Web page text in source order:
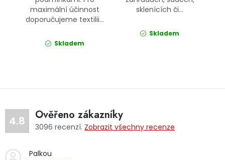
maximální účinnost
doporučujeme textilii...
Skladem
sklenících či...
Skladem
4.8 Ověřeno zákazníky
3096 recenzí. Zobrazit všechny recenze
Palkou